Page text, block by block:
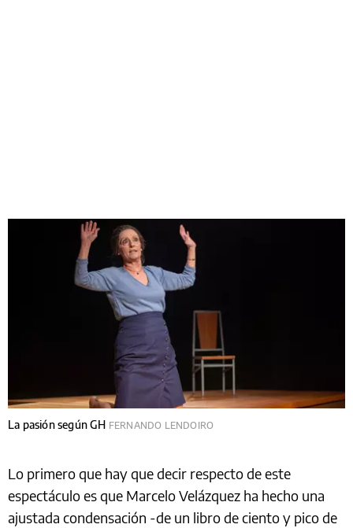
La pasión según GH FERNANDO LENDOIRO
Lo primero que hay que decir respecto de este
espectáculo es que Marcelo Velázquez ha hecho una
ajustada condensación -de un libro de ciento y pico de